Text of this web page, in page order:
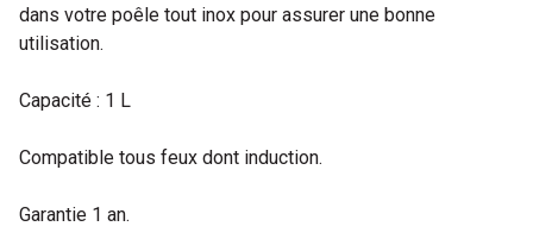
dans votre poêle tout inox pour assurer une bonne
utilisation.
Capacité : 1 L
Compatible tous feux dont induction.
Garantie 1 an.